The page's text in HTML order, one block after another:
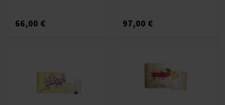
66,00 € 97,00 €